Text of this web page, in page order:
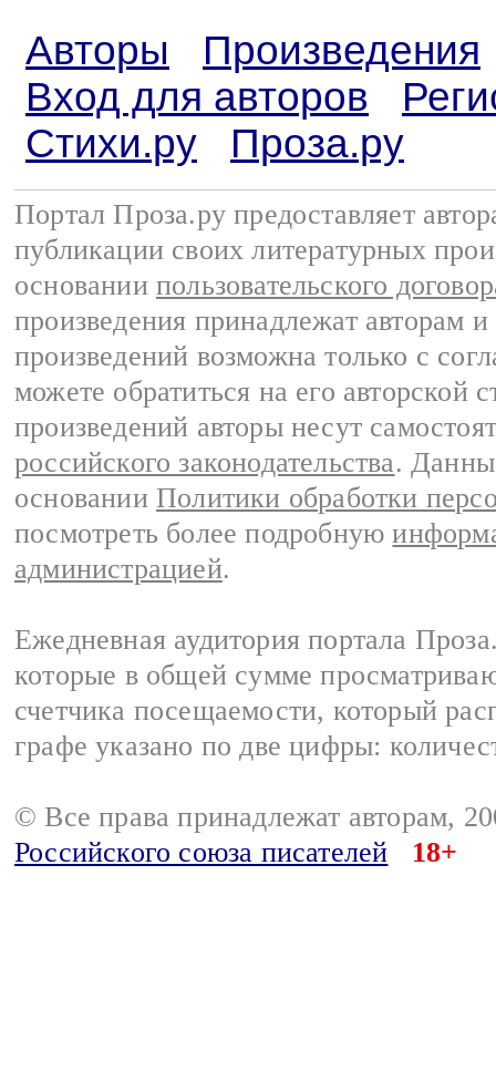
Авторы
Произведения
Вход для авторов
Стихи.ру
Проза.ру
Портал Проза.ру предоставляет
публикации своих литературных
основании пользовательского
произведения принадлежат авторам
произведений возможна только с
можете обратиться на его авторской
произведений авторы несут
российского законодательства.
основании Политики обработки
посмотреть более подробную
администрацией.
Ежедневная аудитория портала
которые в общей сумме
счетчика посещаемости, который
графе указано по две цифры:
© Все права принадлежат авторам,
Российского союза писателей
18+